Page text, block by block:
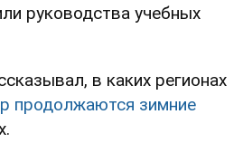
руководства учебных
в каких регионах
продолжаются зимние